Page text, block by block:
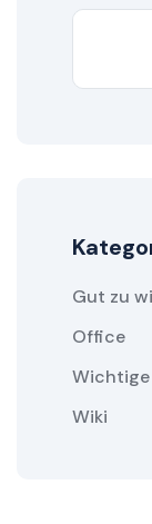
Gut zu
Office
Wichtige
Wiki